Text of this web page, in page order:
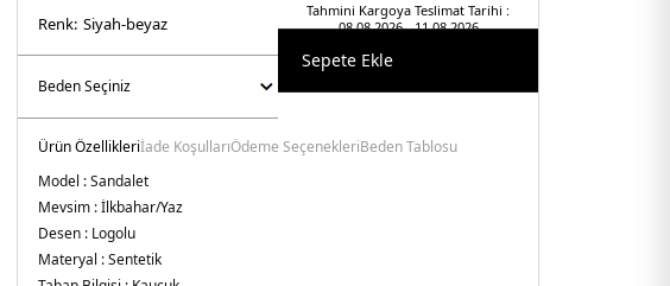
Tahmini Kargoya Teslimat Tarihi :
08.08.2026 - 11.08.2026
Renk: si̇yah-beyaz
Sepete Ekle
Ürün Özellikleriİade KoşullarıÖdeme SeçenekleriBeden Tablosu
Model :Sandalet
Mevsim :İlkbahar/Yaz
Desen : Logolu
Materyal :Sentetik